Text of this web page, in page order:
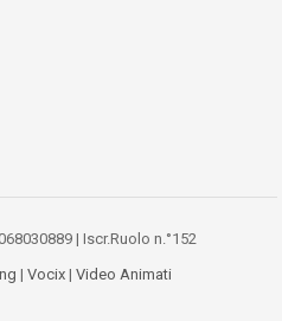
| Iscr.Ruolo n.°152
| Vocix| Video Animati